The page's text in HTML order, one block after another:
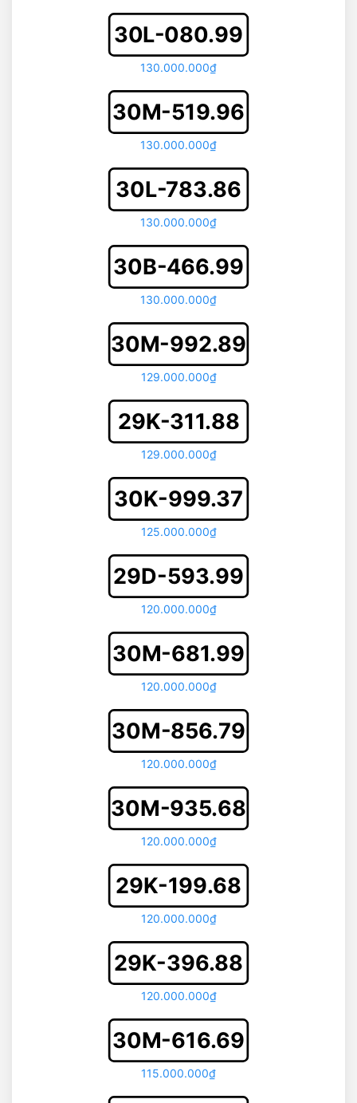
30L-080.99
130.000.000₫
30M-519.96
130.000.000₫
30L-783.86
130.000.000₫
30B-466.99
130.000.000₫
30M-992.89
129.000.000₫
29K-311.88
129.000.000₫
30K-999.37
125.000.000₫
29D-593.99
120.000.000₫
30M-681.99
120.000.000₫
30M-856.79
120.000.000₫
30M-935.68
120.000.000₫
29K-199.68
120.000.000₫
29K-396.88
120.000.000₫
30M-616.69
115.000.000₫